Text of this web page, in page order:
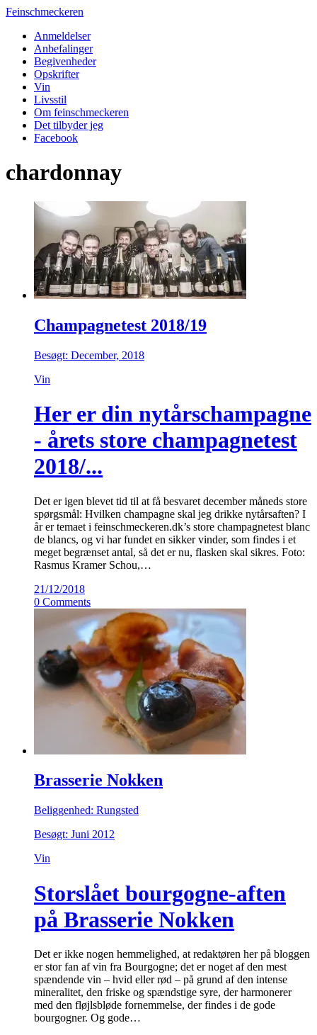
Feinschmeckeren
Anmeldelser
Anbefalinger
Begivenheder
Opskrifter
Vin
Livsstil
Om feinschmeckeren
Det tilbyder jeg
Facebook
chardonnay
Champagnetest 2018/19
Besøgt: December, 2018
Vin
Her er din nytårschampagne
- årets store champagnetest
2018/...
Det er igen blevet tid til at få besvaret december måneds store
spørgsmål: Hvilken champagne skal jeg drikke nytårsaften? I
år er temaet i feinschmeckeren.dk’s store champagnetest blanc
de blancs, og vi har fundet en sikker vinder, som findes i et
meget begrænset antal, så det er nu, flasken skal sikres. Foto:
Rasmus Kramer Schou,…
21/12/2018
0 Comments
Brasserie Nokken
Beliggenhed: Rungsted
Besøgt: Juni 2012
Vin
Storslået bourgogne-aften
på Brasserie Nokken
Det er ikke nogen hemmelighed, at redaktøren her på bloggen
er stor fan af vin fra Bourgogne; det er noget af den mest
spændende vin – hvid eller rød – på grund af den intense
mineralitet, den friske og spændstige syre, der harmonerer
med den fløjlsbløde fornemmelse, der findes i de gode
bourgogner. Og gode…